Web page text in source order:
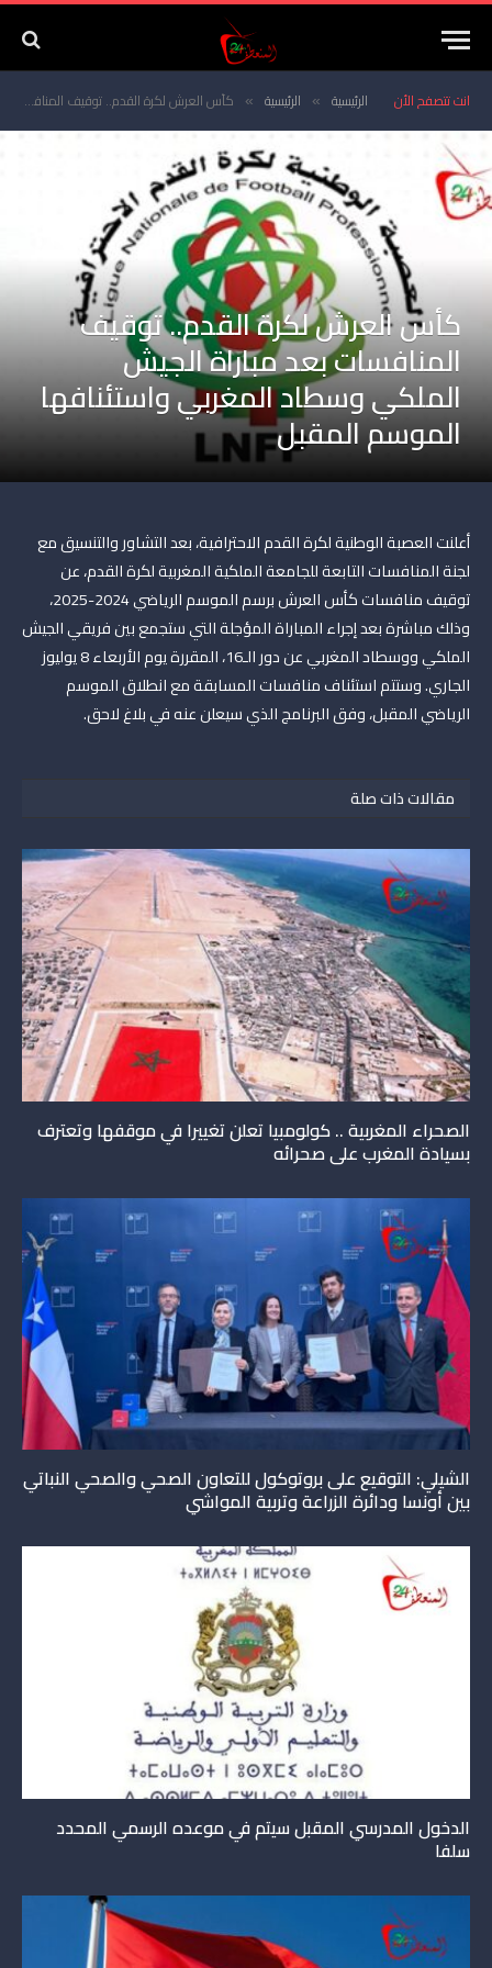
انت تتصفح الأن الرئيسية » الرئيسية » كأس العرش لكرة القدم.. توقيف المنافسات بعد مباراة الجيش الملكي وسطاد المغربي واستئنافها الموسم المقبل
كأس العرش لكرة القدم.. توقيف
المنافسات بعد مباراة الجيش
الملكي وسطاد المغربي واستئنافها
الموسم المقبل
أعلنت العصبة الوطنية لكرة القدم الاحترافية، بعد التشاور والتنسيق مع
لجنة المنافسات التابعة للجامعة الملكية المغربية لكرة القدم، عن
توقيف منافسات كأس العرش برسم الموسم الرياضي 2024-2025،
وذلك مباشرة بعد إجراء المباراة المؤجلة التي ستجمع بين فريقي الجيش
الملكي ووسطاد المغربي عن دور الـ16، المقررة يوم الأربعاء 8 يوليوز
الجاري. وستتم استئناف منافسات المسابقة مع انطلاق الموسم
الرياضي المقبل، وفق البرنامج الذي سيعلن عنه في بلاغ لاحق.
مقالات ذات صلة
الصحراء المغربية .. كولومبيا تعلن تغييرا في موقفها وتعترف
بسيادة المغرب على صحرائه
الشيلي: التوقيع على بروتوكول للتعاون الصحي والصحي النباتي
بين أونسا ودائرة الزراعة وتربية المواشي
الدخول المدرسي المقبل سیتم في موعده الرسمي المحدد
سلفا